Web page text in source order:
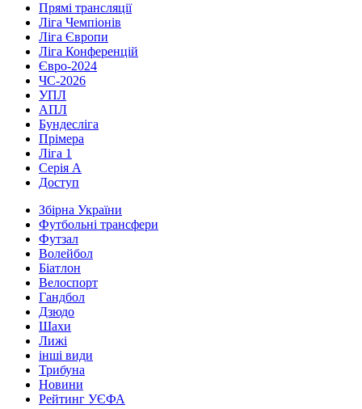
Прямі трансляції
Ліга Чемпіонів
Ліга Європи
Ліга Конференцій
Євро-2024
ЧС-2026
УПЛ
АПЛ
Бундесліга
Прімера
Ліга 1
Серія А
Доступ
Збірна України
Футбольні трансфери
Футзал
Волейбол
Біатлон
Велоспорт
Гандбол
Дзюдо
Шахи
Лижі
інші види
Трибуна
Новини
Рейтинг УЄФА